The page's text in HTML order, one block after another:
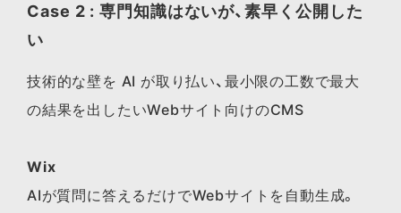
Case 2 : 専門知識はないが、素早く公開した
い
技術的な壁を AI が取り払い、最小限の工数で最大
の結果を出したいWebサイト向けのCMS
Wix
AIが質問に答えるだけでWebサイトを自動生成。